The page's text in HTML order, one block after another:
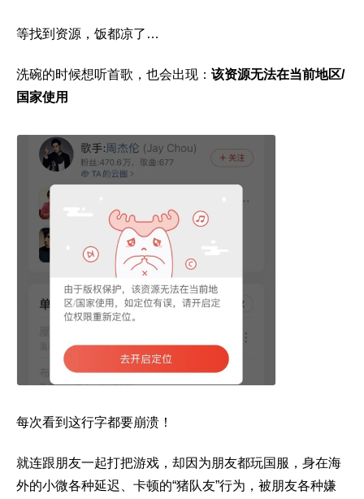
等找到资源，饭都凉了…
洗碗的时候想听首歌，也会出现： 该资源无法在当前地区/
国家使用
每次看到这行字都要崩溃！
就连跟朋友一起打把游戏，却因为朋友都玩国服，身在海
外的小微各种延迟、卡顿的“猪队友”行为，被朋友各种嫌